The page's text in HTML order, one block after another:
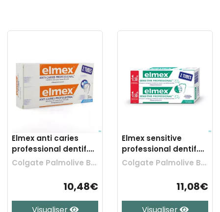
Elmex anti caries
professional dentif.
duo 2x75ml
Colgate Palmolive Belgium
10,48€
Elmex sensitive
professional dentif.
2x75ml -1,5€
Colgate Palmolive Belgium
11,08€